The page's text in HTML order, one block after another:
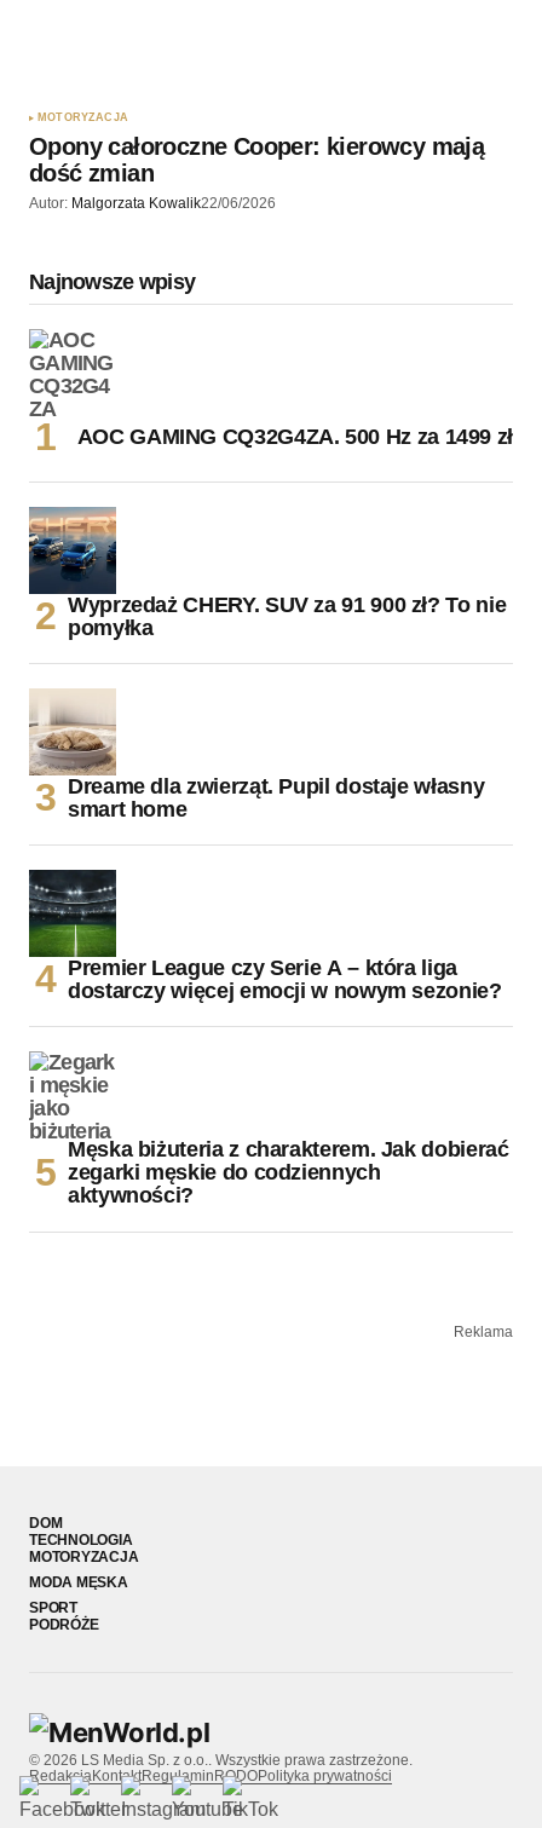
MOTORYZACJA
Opony całoroczne Cooper: kierowcy mają
dość zmian
Autor: Malgorzata Kowalik22/06/2026
Najnowsze wpisy
AOC GAMING CQ32G4ZA. 500 Hz za 1499 zł
Wyprzedaż CHERY. SUV za 91 900 zł? To nie
pomyłka
Dreame dla zwierząt. Pupil dostaje własny
smart home
Premier League czy Serie A – która liga
dostarczy więcej emocji w nowym sezonie?
Męska biżuteria z charakterem. Jak dobierać
zegarki męskie do codziennych
aktywności?
Reklama
DOM
TECHNOLOGIA
MOTORYZACJA
MODA MĘSKA
SPORT
PODRÓŻE
© 2026 LS Media Sp. z o.o.. Wszystkie prawa zastrzeżone.
RedakcjaKontaktRegulamin RODOPolityka prywatności